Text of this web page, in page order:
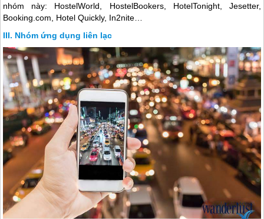
nhóm này: HostelWorld, HostelBookers, HotelTonight, Jesetter,
Booking.com, Hotel Quickly, In2nite…
Nhóm ứng dụng liên lạc